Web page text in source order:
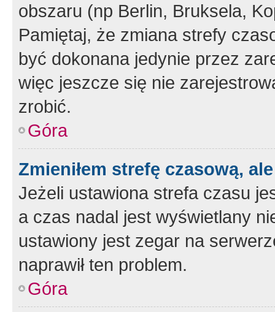
obszaru (np Berlin, Bruksela,
Pamiętaj, że zmiana strefy
być dokonana jedynie przez
więc jeszcze się nie
zrobić.
Góra
Zmieniłem strefę czasową,
Jeżeli ustawiona strefa czasu
a czas nadal jest wyświetlany
ustawiony jest zegar na
naprawił ten problem.
Góra